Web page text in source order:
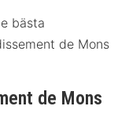
bästa
de Mons
de Mons